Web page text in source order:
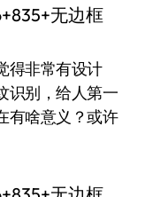
得非常有设计
识别，给人第一
有啥意义？或许